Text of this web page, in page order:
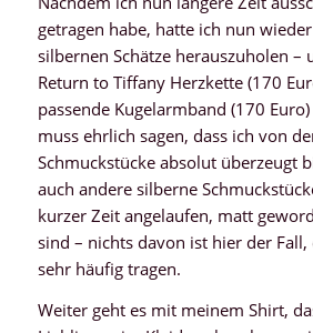
getragen habe, hatte ich nun
silbernen Schätze herauszuholen –
Return to Tiffany Herzkette (170
passende Kugelarmband (170
muss ehrlich sagen, dass ich von
Schmuckstücke absolut überzeugt
auch andere silberne
kurzer Zeit angelaufen, matt
sind – nichts davon ist hier der
sehr häufig tragen.
Weiter geht es mit meinem Shirt,